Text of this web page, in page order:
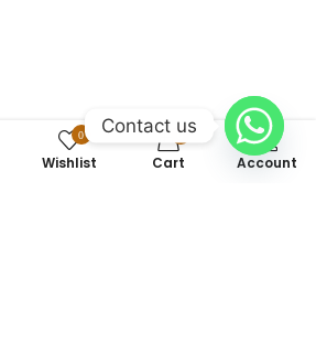
0
Wishlist
0
Cart Account
Contact us